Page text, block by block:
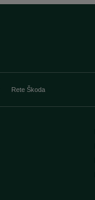
Rete Škoda